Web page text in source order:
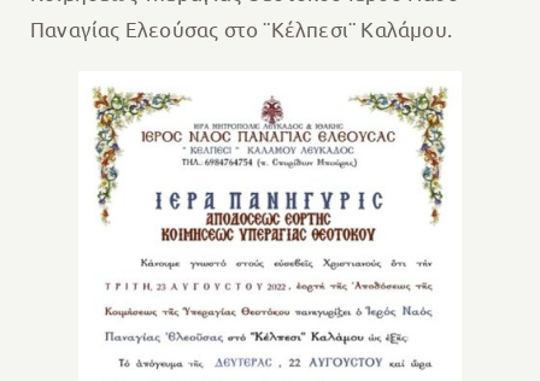
Παναγίας Ελεούσας στο ¨Κέλπεσι¨ Καλάμου.